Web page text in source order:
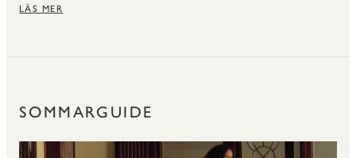
LÄS MER
SOMMARGUIDE